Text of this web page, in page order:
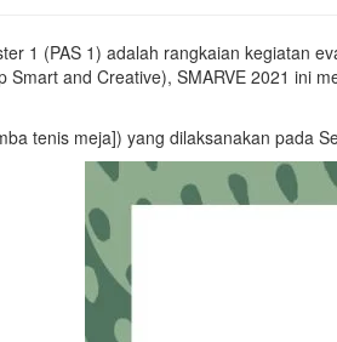
1 (PAS 1) adalah rangkaian kegiatan
Smart and Creative), SMARVE 2021
tenis meja]) yang dilaksanakan pada